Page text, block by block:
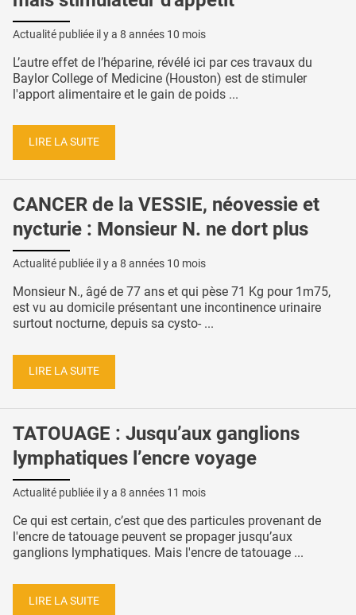
Actualité publiée il y a 8 années 10 mois
L’autre effet de l’héparine, révélé ici par ces travaux du
Baylor College of Medicine (Houston) est de stimuler
l'apport alimentaire et le gain de poids ...
LIRE LA SUITE
CANCER de la VESSIE, néovessie et
nycturie : Monsieur N. ne dort plus
Actualité publiée il y a 8 années 10 mois
Monsieur N., âgé de 77 ans et qui pèse 71 Kg pour 1m75,
est vu au domicile présentant une incontinence urinaire
surtout nocturne, depuis sa cysto- ...
LIRE LA SUITE
TATOUAGE : Jusqu’aux ganglions
lymphatiques l’encre voyage
Actualité publiée il y a 8 années 11 mois
Ce qui est certain, c’est que des particules provenant de
l'encre de tatouage peuvent se propager jusqu’aux
ganglions lymphatiques. Mais l'encre de tatouage ...
LIRE LA SUITE